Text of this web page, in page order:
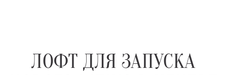
ЛОФТ ДЛЯ ЗАПУСКА